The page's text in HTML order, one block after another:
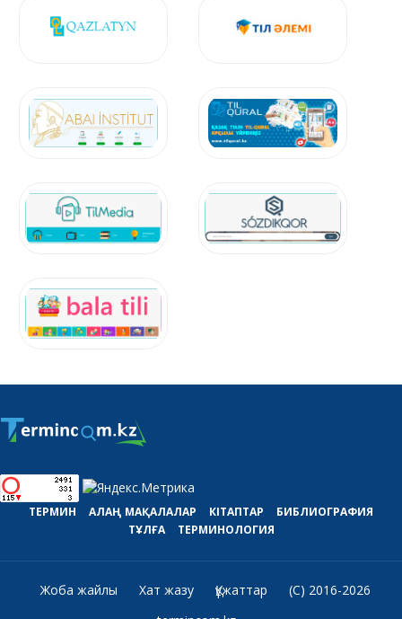
ТЕРМИН АЛАҢ МАҚАЛАЛАР КІТАПТАР
БИБЛИОГРАФИЯ
ТҰЛҒА
ТЕРМИНОЛОГИЯ
Жоба жайлы Хат жазу Құжаттар
(C) 2016-2026